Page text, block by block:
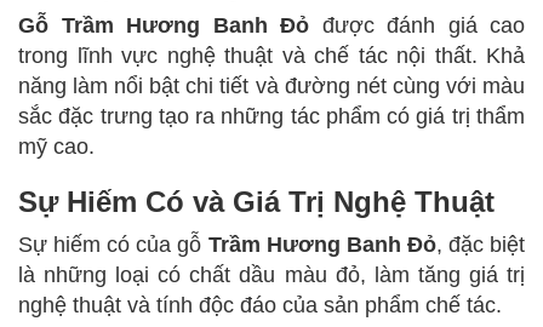
Gỗ Trầm Hương Banh Đỏ được đánh giá cao
trong lĩnh vực nghệ thuật và chế tác nội thất. Khả
năng làm nổi bật chi tiết và đường nét cùng với màu
sắc đặc trưng tạo ra những tác phẩm có giá trị thẩm
mỹ cao.
Sự Hiếm Có và Giá Trị Nghệ Thuật
Sự hiếm có của gỗ Trầm Hương Banh Đỏ, đặc biệt
là những loại có chất dầu màu đỏ, làm tăng giá trị
nghệ thuật và tính độc đáo của sản phẩm chế tác.